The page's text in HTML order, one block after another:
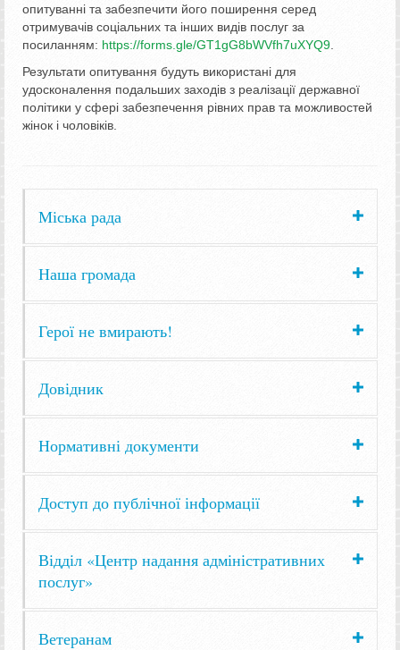
опитуванні та забезпечити його поширення серед
отримувачів соціальних та інших видів послуг за
посиланням: https://forms.gle/GT1gG8bWVfh7uXYQ9
Результати опитування будуть використані для
удосконалення подальших заходів з реалізації державної
політики у сфері забезпечення рівних прав та можливостей
жінок і чоловіків.
Міська рада
Наша громада
Герої не вмирають!
Довідник
Нормативні документи
Доступ до публічної інформації
Відділ «Центр надання адміністративних
послуг»
Ветеранам